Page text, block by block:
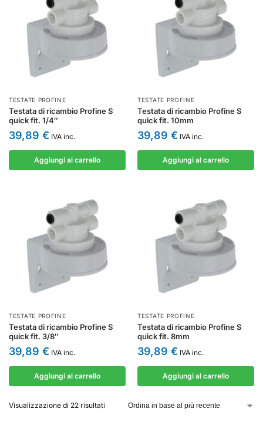
TESTATE PROFINE
Testata di ricambio Profine S
quick fit. 1/4″
39,89 € IVA inc.
Aggiungi al carrello
TESTATE PROFINE
Testata di ricambio Profine S
quick fit. 10mm
39,89 € IVA inc.
Aggiungi al carrello
TESTATE PROFINE
Testata di ricambio Profine S
quick fit. 3/8″
39,89 € IVA inc.
Aggiungi al carrello
TESTATE PROFINE
Testata di ricambio Profine S
quick fit. 8mm
39,89 € IVA inc.
Aggiungi al carrello
Visualizzazione di 22 risultati